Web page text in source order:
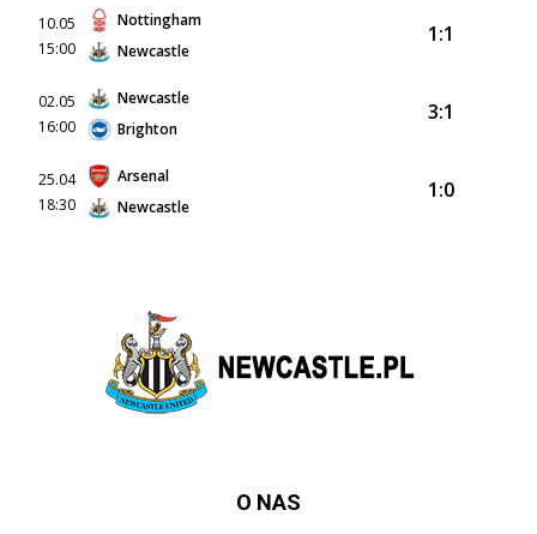
10.05
15:00
Nottingham
Newcastle
1:1
02.05
16:00
Newcastle
Brighton
3:1
25.04
18:30
Arsenal
Newcastle
1:0
O NAS